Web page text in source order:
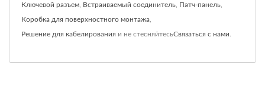
Ключевой разъем Встраиваемый соединитель Патч-панель
Коробка для поверхностного монтажа
Решение для кабелирования и не стесняйтесьСвязаться с нами